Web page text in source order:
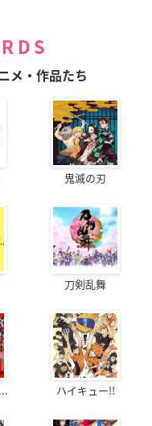
メ・作品たち
鬼滅の刃
刀剣乱舞
ハイキュー!!